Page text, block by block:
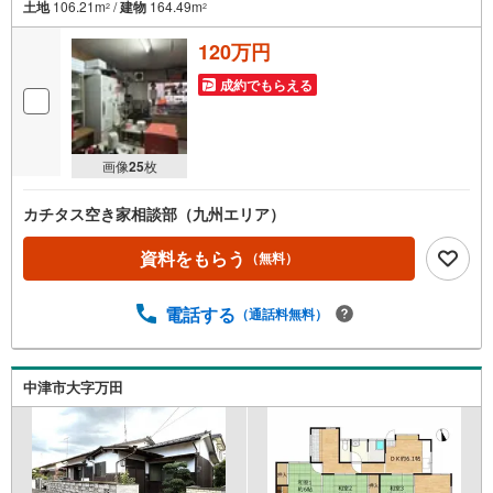
土地106.21m2 /建物 164.49m2
画像25枚
120万円
成約でもらえる
カチタス空き家相談部（九州エリア）
資料をもらう （無料）
電話する （通話料無料）
中津市大字万田